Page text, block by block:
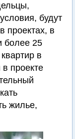
будут
проектах, в
более 25
в
проекте
жилье,